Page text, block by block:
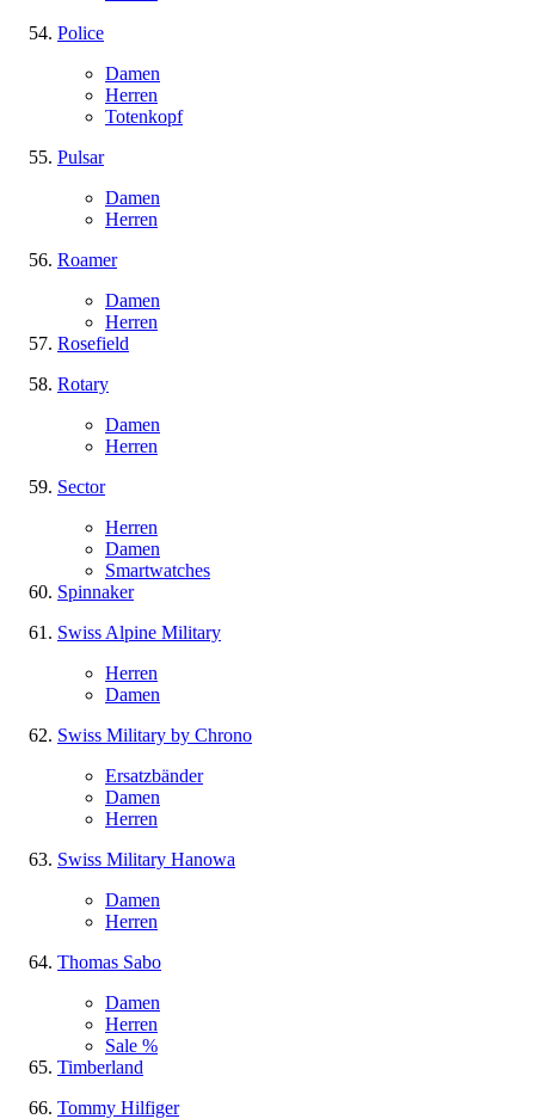
Police
Damen
Herren
Totenkopf
Pulsar
Damen
Herren
Roamer
Damen
Herren
Rosefield
Rotary
Damen
Herren
Sector
Herren
Damen
Smartwatches
Spinnaker
Swiss Alpine Military
Herren
Damen
Swiss Military by Chrono
Ersatzbänder
Damen
Herren
Swiss Military Hanowa
Damen
Herren
Thomas Sabo
Damen
Herren
Sale %
Timberland
Tommy Hilfiger